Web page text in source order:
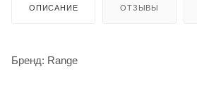
ОПИСАНИЕ ОТЗЫВЫ
Бренд: Range